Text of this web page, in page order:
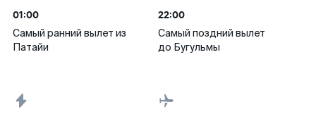
01:00
Самый ранний вылет из
Патайи
22:00
Самый поздний вылет
до Бугульмы